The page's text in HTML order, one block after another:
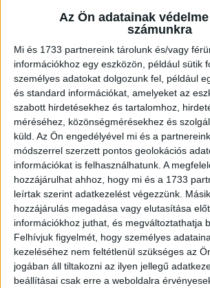
Az Ön adatainak
számunkra
Mi és 1733 partnereink tárolunk és/vagy
információkhoz egy eszközön, például sütik
személyes adatokat dolgozunk fel, például
és standard információkat, amelyeket az
szabott hirdetésekhez és tartalomhoz,
méréséhez, közönségmérésekhez és
küld. Az Ön engedélyével mi és a
módszerrel szerzett pontos geolokációs
információkat is felhasználhatunk. A
hozzájárulhat ahhoz, hogy mi és a 1733
leírtak szerint adatkezelést végezzünk.
hozzájárulás megadása vagy elutasítása
információkhoz juthat, és megváltoztathatja
Felhívjuk figyelmét, hogy személyes
kezeléséhez nem feltétlenül szükséges az
jogában áll tiltakozni az ilyen jellegű
beállításai csak erre a weboldalra
– Nem, nem hallottam.
– És arról hallott, hogy a bátyám a
elvesztette mindkét lábát, és
hogy eltartsa a feleségét és mind
– Nem hallottam.
– És azt hallotta, hogy a húgom
autóbalesetben, egyetlen fillér
családját?